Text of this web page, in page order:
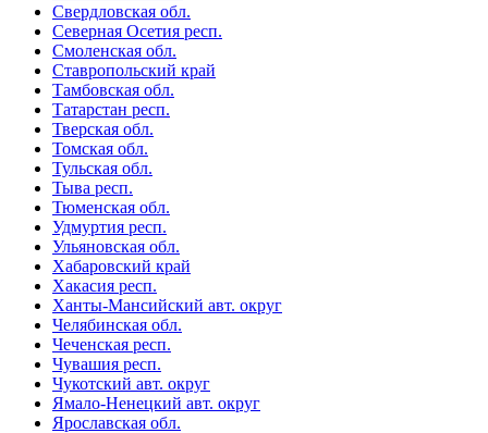
Свердловская обл.
Северная Осетия респ.
Смоленская обл.
Ставропольский край
Тамбовская обл.
Татарстан респ.
Тверская обл.
Томская обл.
Тульская обл.
Тыва респ.
Тюменская обл.
Удмуртия респ.
Ульяновская обл.
Хабаровский край
Хакасия респ.
Ханты-Мансийский авт. округ
Челябинская обл.
Чеченская респ.
Чувашия респ.
Чукотский авт. округ
Ямало-Ненецкий авт. округ
Ярославская обл.